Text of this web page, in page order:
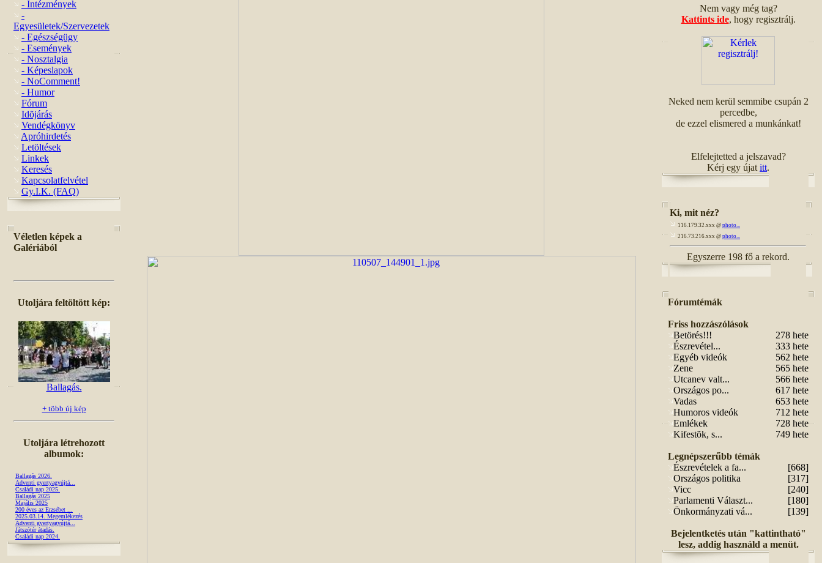
- Intézmények
-
Egyesületek/Szervezetek
- Egészségügy
- Események
- Nosztalgia
- Képeslapok
- NoComment!
- Humor
Fórum
Idõjárás
Vendégkönyv
Apróhirdetés
Letöltések
Linkek
Keresés
Kapcsolatfelvétel
Gy.I.K. (FAQ)
Véletlen képek a
Galériából
Utoljára feltöltött kép:
Ballagás.
+ több új kép
Utoljára létrehozott
albumok:
Ballagás 2026.
Adventi gyertyagyújtá...
Családi nap 2025.
Ballagás 2025
Majális 2025
200 éves az Erzsébet ...
2025.03.14. Megemlékezés
Adventi gyertyagyújtá...
Játszótér átadás.
Családi nap 2024.
Nem vagy még tag?
Kattints ide, hogy regisztrálj.
Neked nem kerül semmibe csupán 2
percedbe,
de ezzel elismered a munkánkat!
Elfelejtetted a jelszavad?
Kérj egy újat itt.
Ki, mit néz?
116.179.32.xxx @ photo...
216.73.216.xxx @ photo...
Egyszerre 198 fő a rekord.
Fórumtémák
Friss hozzászólások
Betörés!!!
278 hete
Észrevétel...
333 hete
Egyéb videók
562 hete
Zene
565 hete
Utcanev valt...
566 hete
Országos po...
617 hete
Vadas
653 hete
Humoros videók
712 hete
Emlékek
728 hete
Kifestõk, s...
749 hete
Legnépszerűbb témák
Észrevételek a fa...
[668]
Országos politika
[317]
Vicc
[240]
Parlamenti Választ...
[180]
Önkormányzati vá...
[139]
Bejelentketés után "kattintható"
lesz, addig használd a menüt.